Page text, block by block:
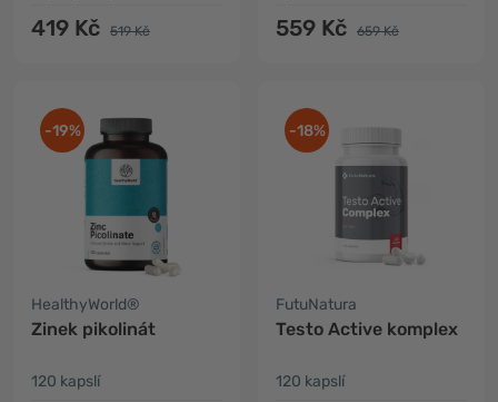
419 Kč 519 Kč 559 Kč 659 Kč
-19%
HealthyWorld®
Zinek pikolinát
120 kapslí
-18%
FutuNatura
Testo Active komplex
120 kapslí